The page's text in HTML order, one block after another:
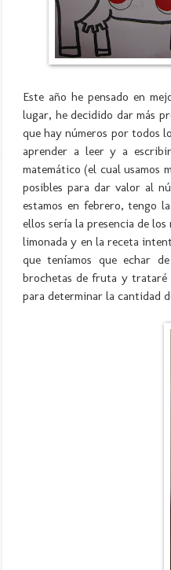
Este año he pensado en
lugar, he decidido dar más
que hay números por todos
aprender a leer y a
matemático (el cual usamos
posibles para dar valor al
estamos en febrero, tengo
ellos sería la presencia de
limonada y en la receta
que teníamos que echar
brochetas de fruta y trataré
para determinar la cantidad